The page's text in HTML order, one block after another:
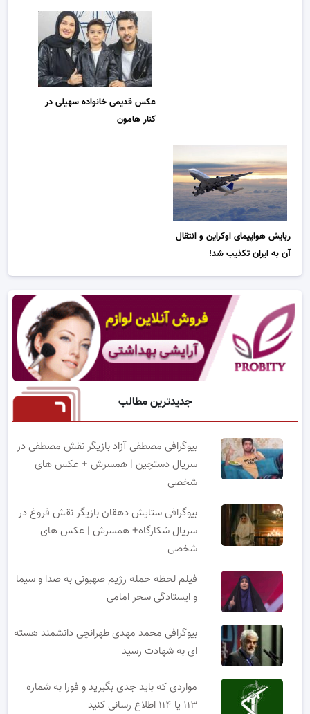
عکس قدیمی خانواده سهیلی در
کنار هامون
ربایش هواپیمای اوکراین و انتقال
آن به ایران تکذیب شد!
جدیدترین مطالب
بیوگرافی مصطفی آزاد بازیگر نقش مصطفی در
سریال دستچین | همسرش + عکس های
شخصی
بیوگرافی ستایش دهقان بازیگر نقش فروغ در
سریال شکارگاه+ همسرش | عکس های
شخصی
فیلم لحظه حمله رژیم صهیونی به صدا و سیما
و ایستادگی سحر امامی
بیوگرافی محمد مهدی طهرانچی دانشمند هسته
ای به شهادت رسید
مواردی که باید جدی بگیرید و فورا به شماره
۱۱۳ یا ۱۱۴ اطلاع رسانی کنید